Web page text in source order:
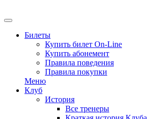
Билеты
Купить билет On-Line
Купить абонемент
Правила поведения
Правила покупки
Меню
Клуб
История
Все тренеры